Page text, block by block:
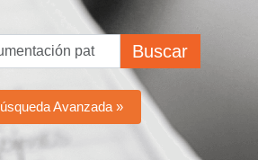
Buscar
Avanzada »